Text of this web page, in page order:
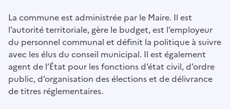
La commune est administrée par le Maire. Il est
l’autorité territoriale, gère le budget, est l’employeur
du personnel communal et définit la politique à suivre
avec les élus du conseil municipal. Il est également
agent de l’État pour les fonctions d’état civil, d’ordre
public, d’organisation des élections et de délivrance
de titres réglementaires.